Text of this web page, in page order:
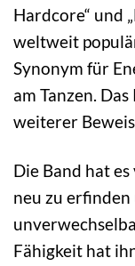
Hardcore“ und
weltweit
Synonym für
am Tanzen.
weiterer
Die Band hat
neu zu
Fähigkeit hat